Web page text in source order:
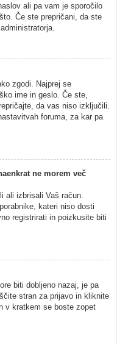
ali pa vam je sporočilo
Če ste prepričani, da ste
zgodi. Najprej se
ime in geslo. Če ste,
da vas niso izključili.
foruma, za kar pa
ne morem več
ali izbrisali Vaš račun.
kateri niso dosti
registrirati in poizkusite biti
biti dobljeno nazaj, je pa
stran za prijavo in kliknite
v kratkem se boste zopet